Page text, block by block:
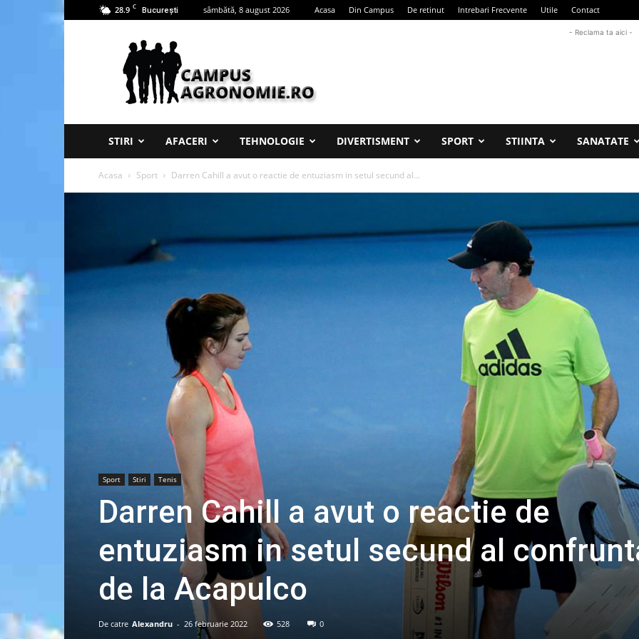
28.9 C București sâmbătă, 8 august 2026 Acasa Din Campus De retinut Intrebari Frecvente Utile Contact
Campus
Agronomie
- Reclama ta aici -
STIRI AFACERI TEHNOLOGIE DIVERTISMENT SPORT STIINTA SANATATE
Acasa Sport Darren Cahill a avut o reactie de entuziasm in setul secund al...
Sport Stiri Tenis
Darren Cahill a avut o reactie de
entuziasm in setul secund al
de la Acapulco
De catre Alexandru - 26 februarie 2022 528 0